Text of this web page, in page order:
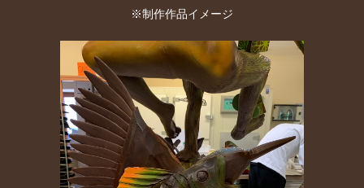
※制作作品イメージ